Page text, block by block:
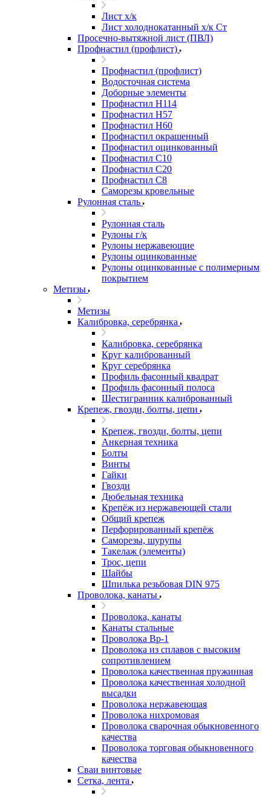
Лист х/к
Лист холоднокатанный х/к Ст
Просечно-вытяжной лист (ПВЛ)
Профнастил (профлист)
Профнастил (профлист)
Водосточная система
Доборные элементы
Профнастил Н114
Профнастил Н57
Профнастил Н60
Профнастил окрашенный
Профнастил оцинкованный
Профнастил С10
Профнастил С20
Профнастил С8
Саморезы кровельные
Рулонная сталь
Рулонная сталь
Рулоны г/к
Рулоны нержавеющие
Рулоны оцинкованные
Рулоны оцинкованные с полимерным
покрытием
Метизы
Метизы
Калибровка, серебрянка
Калибровка, серебрянка
Круг калиброванный
Круг серебрянка
Профиль фасонный квадрат
Профиль фасонный полоса
Шестигранник калиброванный
Крепеж, гвозди, болты, цепи
Крепеж, гвозди, болты, цепи
Анкерная техника
Болты
Винты
Гайки
Гвозди
Дюбельная техника
Крепёж из нержавеющей стали
Общий крепеж
Перфорированный крепёж
Саморезы, шурупы
Такелаж (элементы)
Трос, цепи
Шайбы
Шпилька резьбовая DIN 975
Проволока, канаты
Проволока, канаты
Канаты стальные
Проволока Вр-1
Проволока из сплавов с высоким
сопротивлением
Проволока качественная пружинная
Проволока качественная холодной
высадки
Проволока нержавеющая
Проволока нихромовая
Проволока сварочная обыкновенного
качества
Проволока торговая обыкновенного
качества
Сваи винтовые
Сетка, лента